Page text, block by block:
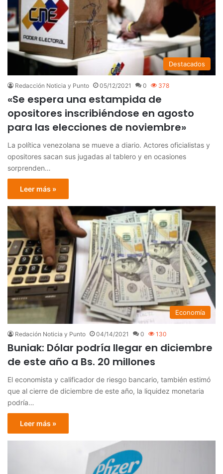
Destacados
Redacción Noticia y Punto 05/12/2021 0 378
«Se espera una estampida de
opositores inscribiéndose en agosto
para las elecciones de noviembre»
La política venezolana se mueve a diario. Actores oficialistas y
opositores sacan sus jugadas al tablero y en ocasiones
sorprenden…
Leer más »
Economía
Redación Noticia y Punto 04/14/2021 0 130
Buniak: Dólar podría llegar en diciembre
de este año a Bs. 20 millones
El economista y calificador de riesgo bancario, también estimó
que al cierre de diciembre de este año, la liquidez monetaria
podría…
Leer más »